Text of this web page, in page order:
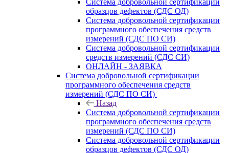
Система добровольной сертификации
образцов дефектов (СДС ОД)
Система добровольной сертификации
программного обеспечения средств
измерений (СДС ПО СИ)
Система добровольной сертификации
средств измерений (СДС СИ)
ОНЛАЙН - ЗАЯВКА
Система добровольной сертификации
программного обеспечения средств
измерений (СДС ПО СИ)
Назад
Система добровольной сертификации
программного обеспечения средств
измерений (СДС ПО СИ)
Система добровольной сертификации
образцов дефектов (СДС ОД)